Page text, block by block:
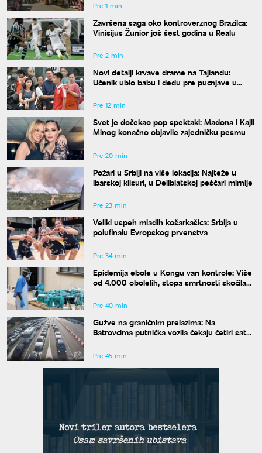
Pre 1 min
Završena saga oko kontroverznog Brazilca:
Vinisijus Žunior još šest godina u Realu
Pre 2 min
Novi detalji krvave drame na Tajlandu:
Učenik ubio babu i dedu pre pucnjave u
Pre 12 min
Svet je dočekao pop spektakl: Madona i Kajli
Minog konačno objavile zajedničku pesmu
Pre 20 min
Požari u Srbiji na više lokacija: Najteže u
Ibarskoj klisuri, u Deliblatskoj peščari mirnije
Pre 23 min
Veliki uspeh mladih košarkašica: Srbija u
polufinalu Evropskog prvenstva
Pre 34 min
Epidemija ebole u Kongu van kontrole: Više
od 4.000 obolelih, stopa smrtnosti skočila
Pre 40 min
Gužve na graničnim prelazima: Na
Batrovcima putnička vozila čekaju četiri sata
Pre 45 min